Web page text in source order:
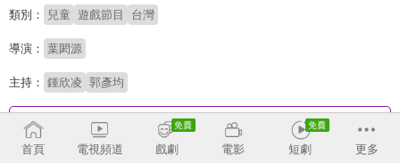
類別： 兒童 遊戲節目 台灣
導演： 葉閎源
主持： 鍾欣凌 郭彥均
收回
首頁
電視頻道 戲劇 電影 短劇 更多